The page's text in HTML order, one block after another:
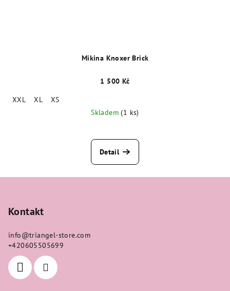
Mikina Knoxer Brick
1 500 Kč
XXL
XL
XS
Skladem(1 ks)
Detail
Kontakt
info@triangel-store.com
+420605505699